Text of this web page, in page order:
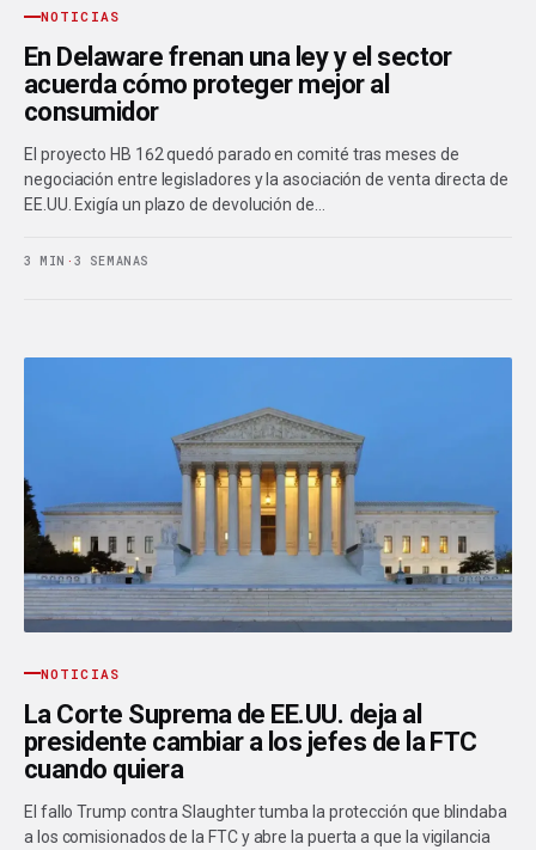
NOTICIAS
En Delaware frenan una ley y el sector
acuerda cómo proteger mejor al
consumidor
El proyecto HB 162 quedó parado en comité tras meses de
negociación entre legisladores y la asociación de venta directa de
EE.UU. Exigía un plazo de devolución de…
3 MIN · 3 SEMANAS
NOTICIAS
La Corte Suprema de EE.UU. deja al
presidente cambiar a los jefes de la FTC
cuando quiera
El fallo Trump contra Slaughter tumba la protección que blindaba
a los comisionados de la FTC y abre la puerta a que la vigilancia